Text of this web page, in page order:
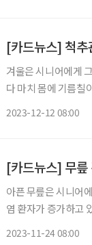
[카드뉴스] 척추
겨울은 시니어에게
다 마치 몸에 기름칠
2023-12-12 08:00
[카드뉴스] 무릎
아픈 무릎은 시니어
염 환자가 증가하고 있다. 퇴행성 관절염으로 병원을 방문한 환자, 400만 명
2023-11-24 08:00